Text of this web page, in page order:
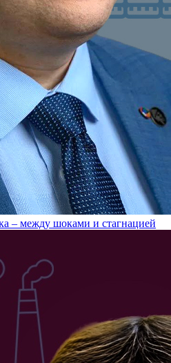
– между шоками и стагнацией